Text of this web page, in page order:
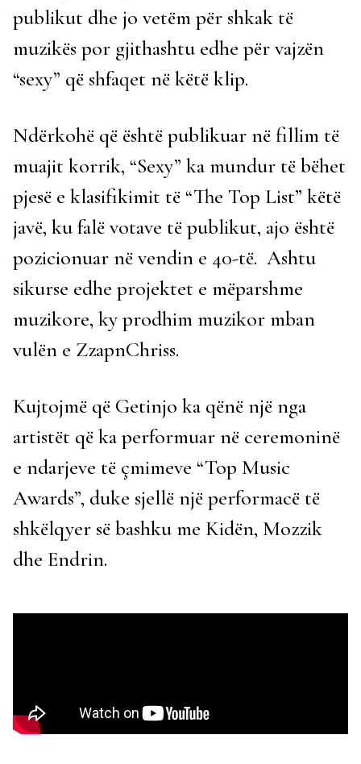
publikut dhe jo vetëm për shkak të
muzikës por gjithashtu edhe për vajzën
“sexy” që shfaqet në këtë klip.
Ndërkohë që është publikuar në fillim të
muajit korrik, “Sexy” ka mundur të bëhet
pjesë e klasifikimit të “The Top List” këtë
javë, ku falë votave të publikut, ajo është
pozicionuar në vendin e 40-të. Ashtu
sikurse edhe projektet e mëparshme
muzikore, ky prodhim muzikor mban
vulën e ZzapnChriss.
Kujtojmë që Getinjo ka qënë një nga
artistët që ka performuar në ceremoninë
e ndarjeve të çmimeve “Top Music
Awards”, duke sjellë një performacë të
shkëlqyer së bashku me Kidën, Mozzik
dhe Endrin.